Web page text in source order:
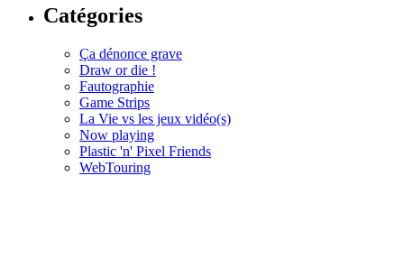
Catégories
Ça dénonce grave
Draw or die !
Fautographie
Game Strips
La Vie vs les jeux vidéo(s)
Now playing
Plastic 'n' Pixel Friends
WebTouring